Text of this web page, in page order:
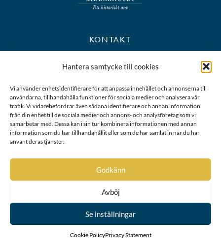
Hantera samtycke till cookies
Vi använder enhetsidentifierare för att anpassa innehållet och annonserna till
användarna, tillhandahålla funktioner för sociala medier och analysera vår
trafik. Vi vidarebefordrar även sådana identifierare och annan information
från din enhet till de sociala medier och annons- och analysföretag som vi
samarbetar med. Dessa kan i sin tur kombinera informationen med annan
information som du har tillhandahållit eller som de har samlat in när du har
använt deras tjänster.
Godkänn
Avböj
Se inställningar
Cookie PolicyPrivacy Statement
KONTAKT
BESÖKS- OCH POSTADRESS
Riddarhustorget 10
Karta